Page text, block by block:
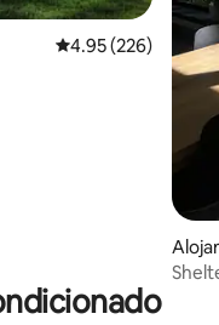
Calificación
4.95 (226)